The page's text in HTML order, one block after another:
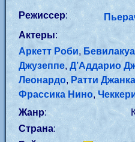
Режиссер:
Актеры:
Аркетт Роби,
Джузеппе, Д’Аддарио
Леонардо, Ратти
Фрассика Нино,
Жанр:
Страна: